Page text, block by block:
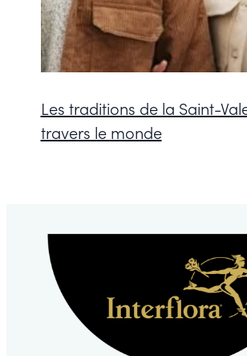
Les traditions de la Saint-
travers le monde